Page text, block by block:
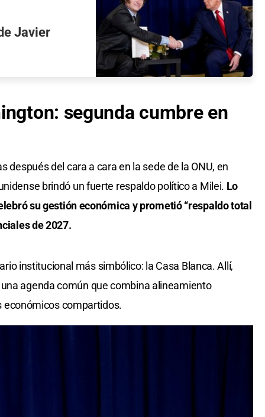
Javier
segunda cumbre en
después del cara a cara en la sede de la ONU, en
brindó un fuerte respaldo político a Milei. Lo
su gestión económica y prometió “respaldo total
de 2027.
institucional más simbólico: la Casa Blanca. Allí,
agenda común que combina alineamiento
económicos compartidos.